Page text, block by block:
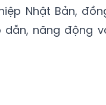
Nhật Bản,
dẫn, năng động